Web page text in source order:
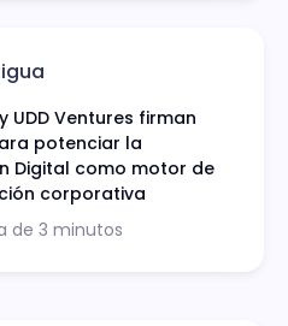
UDD Ventures firman
potenciar la
Digital como motor de
corporativa
de 3 minutos